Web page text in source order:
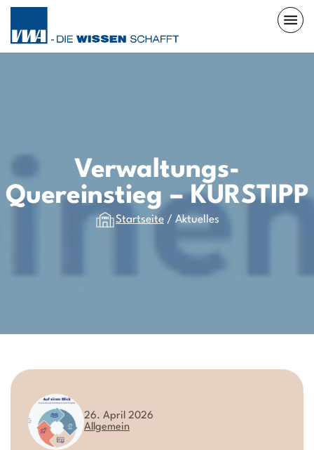
Verwaltungs-
Quereinstieg – KURSTIPP
Startseite / Aktuelles
26. April 2026
Allgemein